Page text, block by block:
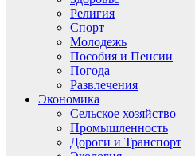
Религия
Спорт
Молодежь
Пособия и Пенсии
Погода
Развлечения
Экономика
Сельское хозяйство
Промышленность
Дороги и Транспорт